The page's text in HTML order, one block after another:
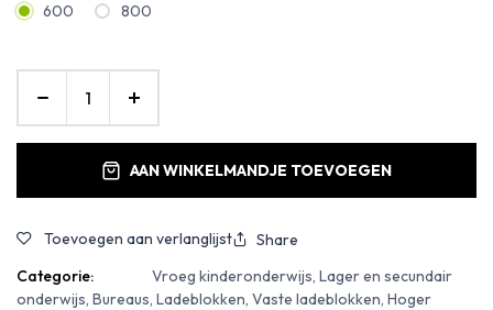
600 800
AAN WINKELMANDJE TOEVOEGEN
Toevoegen aan verlanglijst
Share
Categorie:
Vroeg kinderonderwijs, Lager en secundair
onderwijs, Bureaus, Ladeblokken, Vaste ladeblokken, Hoger